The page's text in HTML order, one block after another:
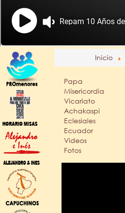
Inicio
Papa
Misericordia
Vicariato
Achakaspi
Eclesiales
Ecuador
Videos
Fotos